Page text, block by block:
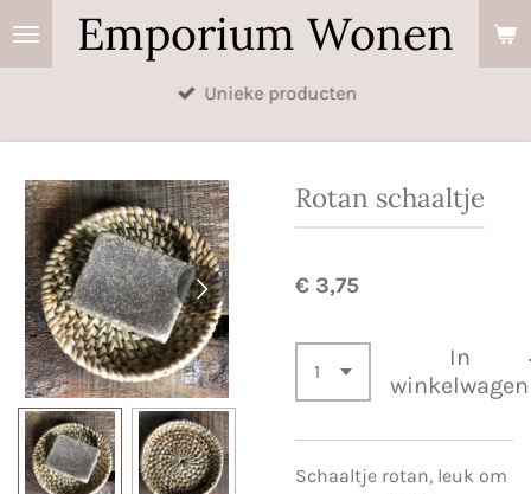
Ga
Emporium Wonen
Unieke producten
Rotan schaaltje
€ 3,75
In
winkelwagen
Schaaltje rotan, leuk om